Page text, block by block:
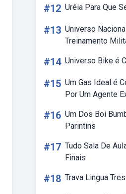
#12 Uréia Para Que
#13 Universo
Treinamento
#14 Universo Bike é
#15 Um Gas Ideal é
Por Um Agente
#16 Um Dos Boi
Parintins
#17 Tudo Sala De
Finais
#18 Trava Lingua